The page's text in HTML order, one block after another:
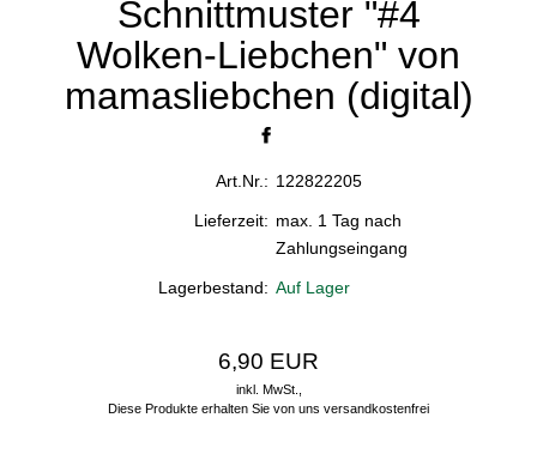
Schnittmuster "#4
Wolken-Liebchen" von
mamasliebchen (digital)
Art.Nr.: 122822205
Lieferzeit: max. 1 Tag nach
Zahlungseingang
Lagerbestand: Auf Lager
6,90 EUR
inkl. MwSt.,
Diese Produkte erhalten Sie von uns versandkostenfrei